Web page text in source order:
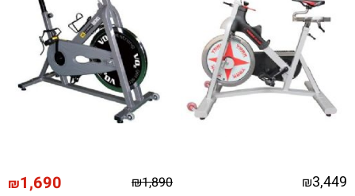
₪3,449
₪1,890
₪1,690